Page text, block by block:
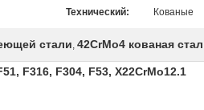
Технический: Кованые
стали, 42CrMo4 кованая
F316, F304, F53, X22CrMo12.1